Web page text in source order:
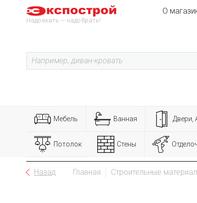
Надо ехать — надо брать!
О
Мебель Ванная Двери,
Потолок Стены
Назад Главная Строительные